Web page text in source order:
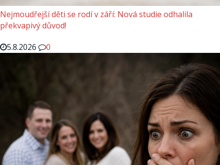
Nejmoudřejší děti se rodí v září: Nová studie odhalila
překvapivý důvod!
5.8.2026
0